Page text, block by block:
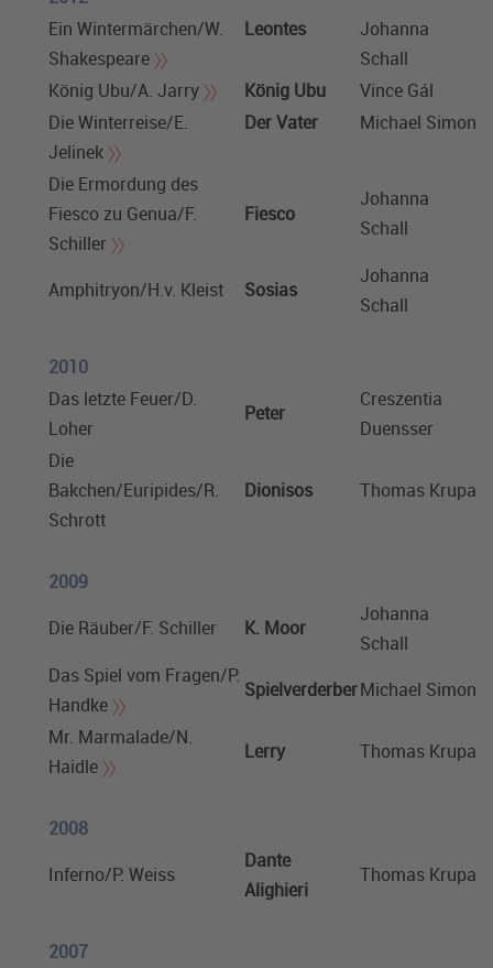
Ein Wintermärchen/W.
Shakespeare
Leontes
Johanna
Schall
König Ubu/A. Jarry
König Ubu
Vince Gál
Die Winterreise/E.
Jelinek
Der Vater Michael Simon
Die Ermordung des
Fiesco zu Genua/F.
Schiller
Fiesco
Johanna
Schall
Amphitryon/H.v. Kleist Sosias
Johanna
Schall
2010
Das letzte Feuer/D.
Loher
Peter
Creszentia
Duensser
Die
Bakchen/Euripides/R.
Schrott
Dionisos Thomas Krupa
2009
Die Räuber/F. Schiller
K. Moor
Johanna
Schall
Das Spiel vom Fragen/P.
Handke
SpielverderberMichael Simon
Mr. Marmalade/N.
Haidle
Lerry Thomas Krupa
2008
Inferno/P. Weiss
Dante
Alighieri
Thomas Krupa
2007